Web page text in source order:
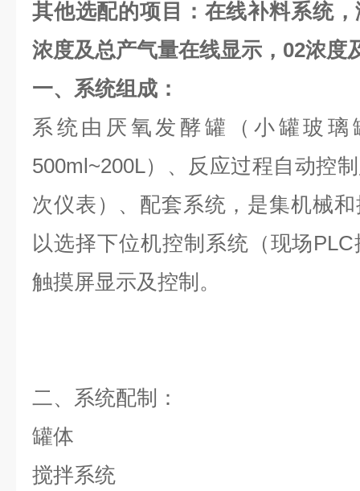
其他选配的项目：在线补料系统
浓度及总产气量在线显示， 02浓度
一、系统组成：
系统由厌氧发酵罐（小罐玻
500ml~200L）、反应过程自动控
次仪表）、配套系统，是集机械
以选择下位机控制系统（现场
触摸屏显示及控制。
二、系统配制：
罐体
搅拌系统